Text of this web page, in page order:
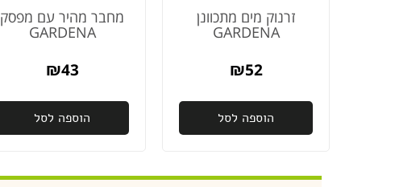
זרנוק מים מתכוונן
GARDENA
₪52
הוספה לסל
מחבר מהיר עם מפסק
GARDENA
₪43
הוספה לסל